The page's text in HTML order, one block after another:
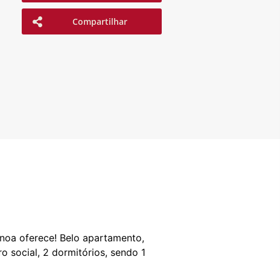
Compartilhar
oferece! Belo apartamento,
social, 2 dormitórios, sendo 1